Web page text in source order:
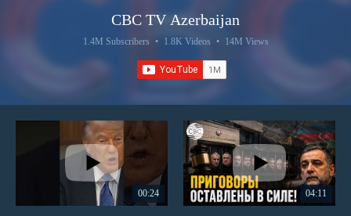
CBC TV Azerbaijan
1.4M Subscribers • 1.8K Videos • 14M Views
00:24 04:11